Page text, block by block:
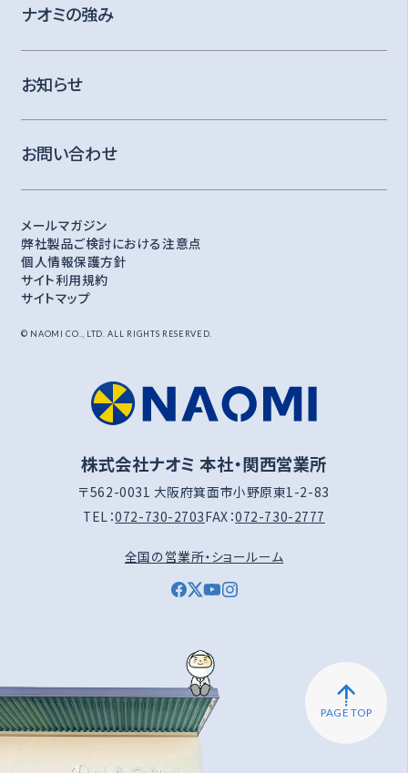
ナオミの強み
お知らせ
お問い合わせ
メールマガジン
弊社製品ご検討における注意点
個人情報保護方針
サイト利用規約
サイトマップ
© NAOMI CO., LTD. ALL RIGHTS RESERVED.
株式会社ナオミ 本社・関西営業所
〒562-0031 大阪府箕面市小野原東1-2-83
TEL：072-730-2703FAX：072-730-2777
全国の営業所・ショールーム
PAGE TOP